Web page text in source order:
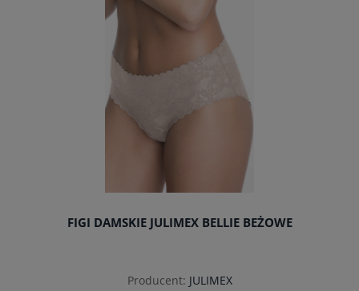
FIGI DAMSKIE JULIMEX BELLIE BEŻOWE
Producent: JULIMEX